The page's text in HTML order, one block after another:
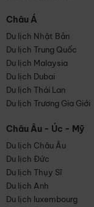
Châu Á
Du lịch Nhật Bản
Du lịch Trung Quốc
Du lịch Malaysia
Du lịch Dubai
Du lịch Thái Lan
Du lịch Trương Gia Giới
Châu Âu - Úc - Mỹ
Du lịch Châu Âu
Du lịch Đức
Du lịch Thụy Sĩ
Du lịch Anh
Du lịch luxembourg